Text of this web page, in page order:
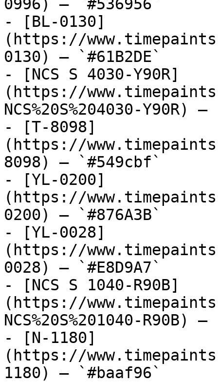
0996) — `#536956`
- [BL-0130]
(https://
0130) — `#61B2DE`
- [NCS S 4030-Y90R]
(https://
NCS%20S%204030-Y90R)
- [T-8098]
(https://
8098) — `#549cbf`
- [YL-0200]
(https://
0200) — `#876A3B`
- [YL-0028]
(https://
0028) — `#E8D9A7`
- [NCS S 1040-R90B]
(https://
NCS%20S%201040-R90B)
- [N-1180]
(https://
1180) — `#baaf96`